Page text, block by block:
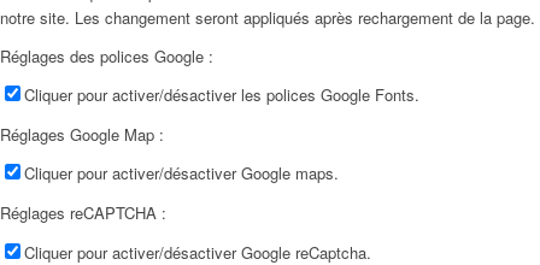
notre site. Les changement seront appliqués après rechargement de la page.
Réglages des polices Google :
Cliquer pour activer/désactiver les polices Google Fonts.
Réglages Google Map :
Cliquer pour activer/désactiver Google maps.
Réglages reCAPTCHA :
Cliquer pour activer/désactiver Google reCaptcha.